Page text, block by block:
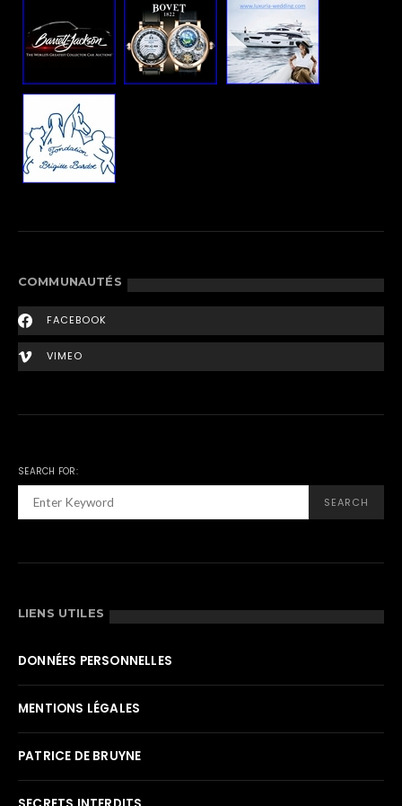
COMMUNAUTÉS
FACEBOOK
VIMEO
SEARCH FOR:
SEARCH
LIENS UTILES
DONNÉES PERSONNELLES
MENTIONS LÉGALES
PATRICE DE BRUYNE